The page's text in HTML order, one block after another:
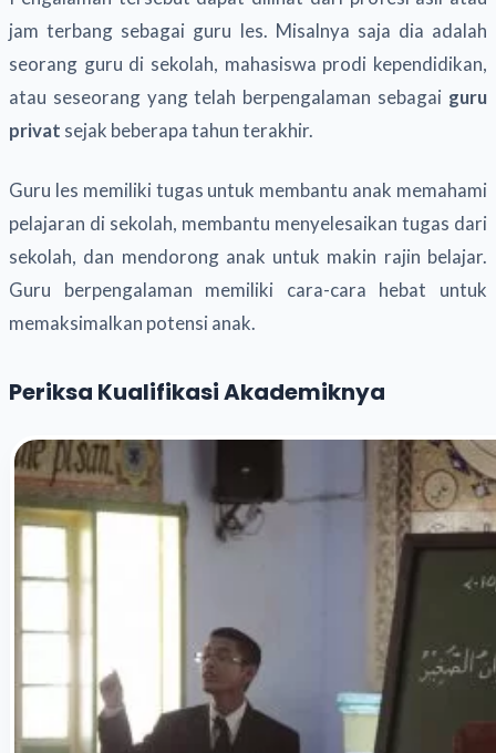
jam terbang sebagai guru les. Misalnya saja dia adalah
seorang guru di sekolah, mahasiswa prodi kependidikan,
atau seseorang yang telah berpengalaman sebagai guru
privat sejak beberapa tahun terakhir.
Guru les memiliki tugas untuk membantu anak memahami
pelajaran di sekolah, membantu menyelesaikan tugas dari
sekolah, dan mendorong anak untuk makin rajin belajar.
Guru berpengalaman memiliki cara-cara hebat untuk
memaksimalkan potensi anak.
Periksa Kualifikasi Akademiknya